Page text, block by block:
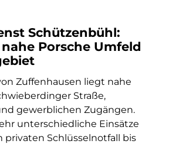
Schützenbühl:
Porsche Umfeld
Zuffenhausen liegt nahe
Straße,
gewerblichen Zugängen.
unterschiedliche Einsätze
privaten Schlüsselnotfall bis